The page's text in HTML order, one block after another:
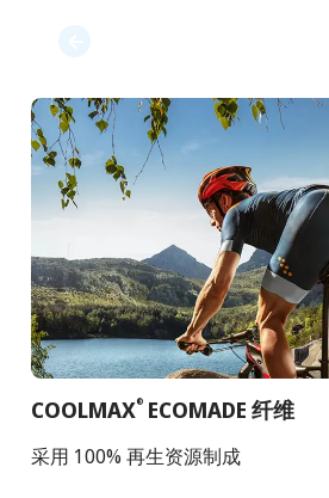
COOLMAX® ECOMADE 纤维
采用 100% 再生资源制成